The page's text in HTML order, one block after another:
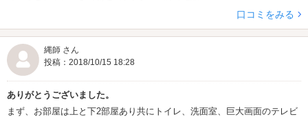
口コミをみる
縄師 さん
投稿：2018/10/15 18:28
ありがとうございました。
まず、お部屋は上と下2部屋あり共にトイレ、洗面室、巨大画面のテレビ